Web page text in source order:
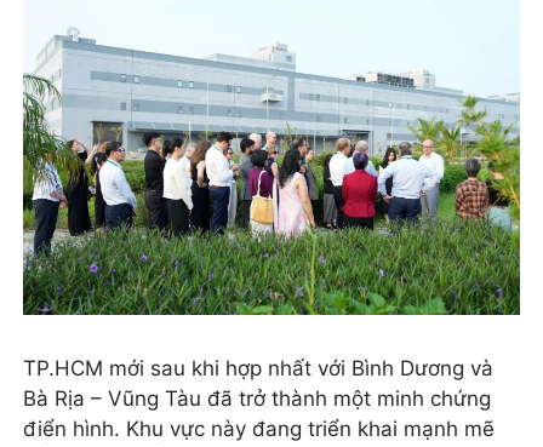
TP.HCM mới sau khi hợp nhất với Bình Dương và
Bà Rịa – Vũng Tàu đã trở thành một minh chứng
điển hình. Khu vực này đang triển khai mạnh mẽ